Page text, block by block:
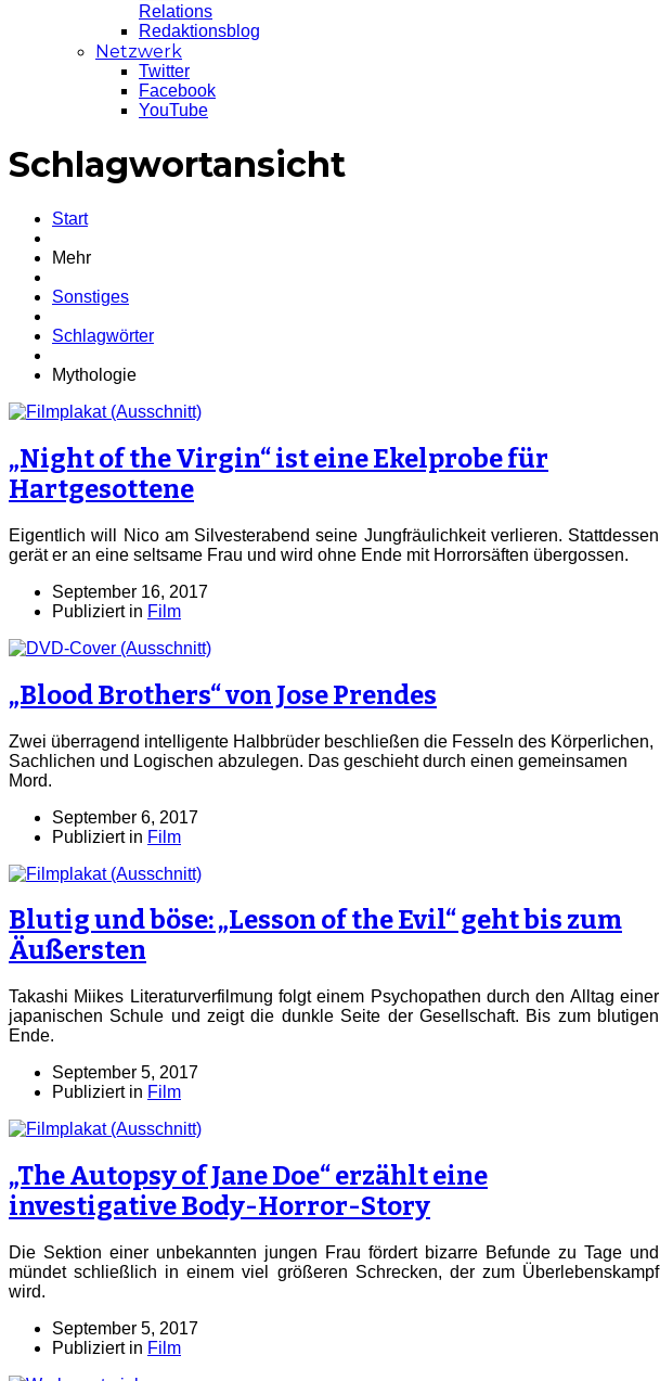
Relations
Redaktionsblog
Netzwerk
Twitter
Facebook
YouTube
Schlagwortansicht
Start
Mehr
Sonstiges
Schlagwörter
Mythologie
„Night of the Virgin“ ist eine Ekelprobe für
Hartgesottene
Eigentlich will Nico am Silvesterabend seine Jungfräulichkeit verlieren. Stattdessen
gerät er an eine seltsame Frau und wird ohne Ende mit Horrorsäften übergossen.
September 16, 2017
Publiziert in Film
„Blood Brothers“ von Jose Prendes
Zwei überragend intelligente Halbbrüder beschließen die Fesseln des Körperlichen,
Sachlichen und Logischen abzulegen. Das geschieht durch einen gemeinsamen
Mord.
September 6, 2017
Publiziert in Film
Blutig und böse: „Lesson of the Evil“ geht bis zum
Äußersten
Takashi Miikes Literaturverfilmung folgt einem Psychopathen durch den Alltag einer
japanischen Schule und zeigt die dunkle Seite der Gesellschaft. Bis zum blutigen
Ende.
September 5, 2017
Publiziert in Film
„The Autopsy of Jane Doe“ erzählt eine
investigative Body-Horror-Story
Die Sektion einer unbekannten jungen Frau fördert bizarre Befunde zu Tage und
mündet schließlich in einem viel größeren Schrecken, der zum Überlebenskampf
wird.
September 5, 2017
Publiziert in Film